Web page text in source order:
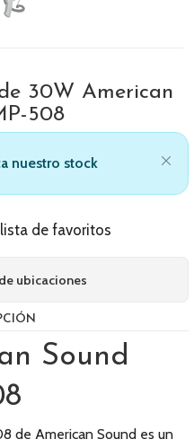
30W American
508
nuestro stock
de favoritos
ubicaciones
Sound
de American Sound es un